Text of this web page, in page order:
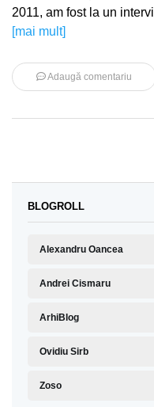
2011, am fost la un
[mai mult]
Adaugă comentariu
BLOGROLL
Alexandru Oancea
Andrei Cismaru
ArhiBlog
Ovidiu Sirb
Zoso